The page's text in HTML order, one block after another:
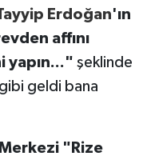
Erdoğan'ın
affını
yapın..." şeklinde
geldi bana
"Rize